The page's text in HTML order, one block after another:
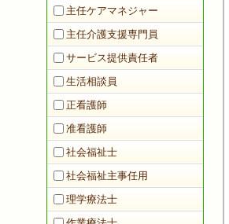
主任ケアマネジャー
主任介護支援専門員
サービス提供責任者
生活相談員
正看護師
准看護師
社会福祉士
社会福祉主事任用
理学療法士